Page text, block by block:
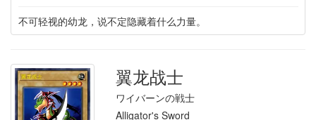
不可轻视的幼龙，说不定隐藏着什么力量。
翼龙战士
ワイバーンの戦士
Alligator's Sword